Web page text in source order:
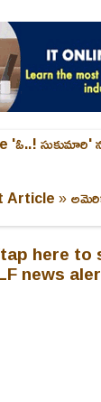
'ఓ..! సుకుమారి'
Article »
here
news